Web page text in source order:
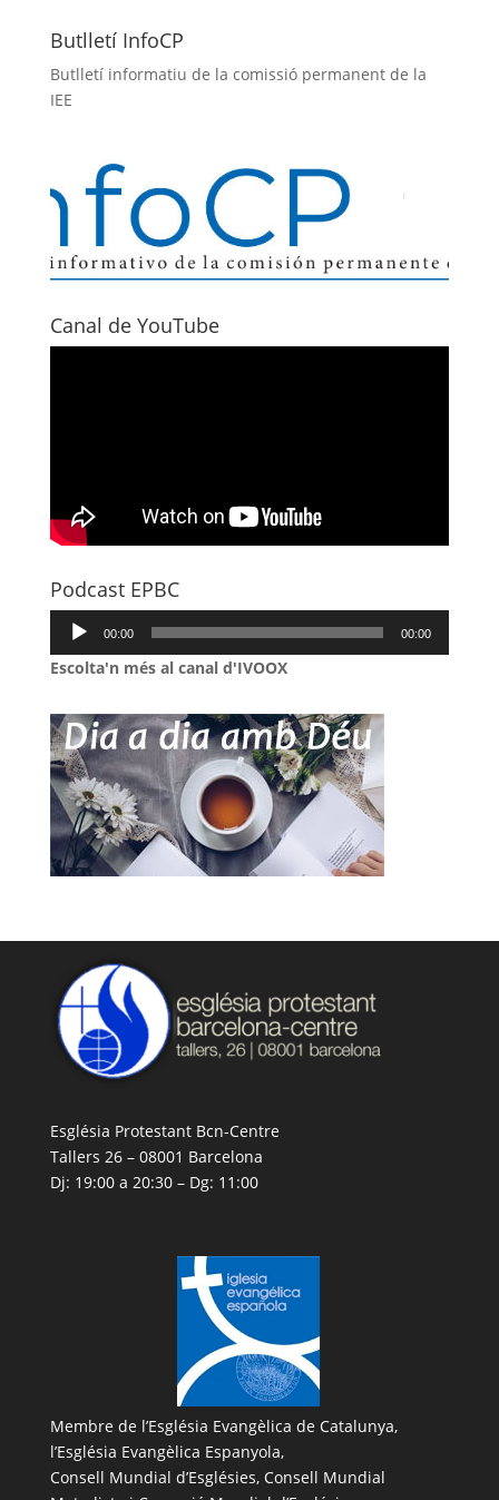
Butlletí InfoCP
Butlletí informatiu de la comissió permanent de la
IEE
Canal de YouTube
Podcast EPBC
Reproductor
00:00 00:00
Escolta'n més al canal d'IVOOX
Església Protestant Bcn-Centre
Tallers 26 – 08001 Barcelona
Dj: 19:00 a 20:30 – Dg: 11:00
Membre de l’Església Evangèlica de Catalunya,
l’Església Evangèlica Espanyola,
Consell Mundial d’Esglésies, Consell Mundial